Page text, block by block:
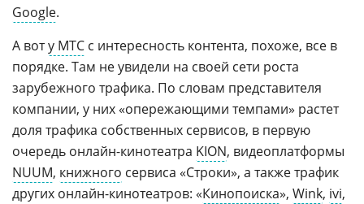
Google.
А воту МТС с интересность контента, похоже, все в
порядке. Там не увидели на своей сети роста
зарубежного трафика. По словам представителя
компании, у них «опережающими темпами» растет
доля трафика собственных сервисов, в первую
очередь онлайн-кинотеатра KION, видеоплатформы
NUUM, книжного сервиса «Строки», а также трафик
других онлайн-кинотеатров: «Кинопоиска», Wink, ivi,